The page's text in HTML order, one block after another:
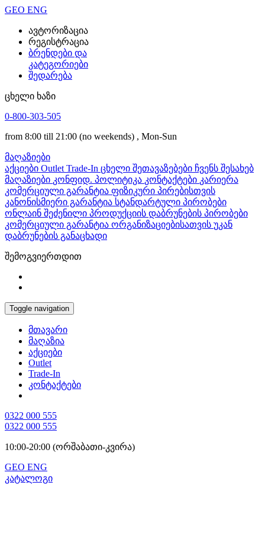
GEO ENG
ავტორიზაცია
რეგისტრაცია
ბრენდები და
კატეგორიები
შედარება
ცხელი ხაზი
0-800-303-505
from 8:00 till 21:00 (no weekends) , Mon-Sun
მაღაზიები
აქციები Outlet Trade-In ცხელი შეთავაზებები ჩვენს შესახებ
მაღაზიები კონფიდ. პოლიტიკა კონტაქტები კარიერა
კომერციული გარანტია ფიზიკური პირებისთვის
კანონისმიერი გარანტია სტანდარტული პირობები
ონლაინ შეძენილი პროდუქციის დაბრუნების პირობები
კომერციული გარანტია ორგანიზაციებისათვის უკან
დაბრუნების განაცხადი
შემოგვიერთდით
Toggle navigation
მთავარი
მაღაზია
აქციები
Outlet
Trade-In
კონტაქტები
0322 000 555
0322 000 555
10:00-20:00 (ორშაბათი-კვირა)
GEO ENG
კატალოგი